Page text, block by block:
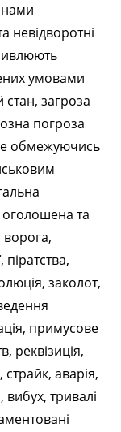
невідворотні
умовами
загроза
погроза
обмежуючись
оголошена та
ворога,
заколот,
примусове
реквізиція,
аварія,
вибух, тривалі